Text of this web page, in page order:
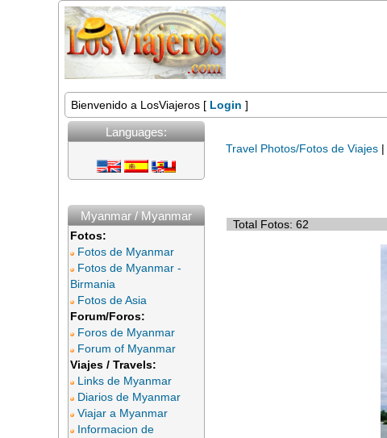
Bienvenido a LosViajeros [ Login ]
Languages:
Myanmar / Myanmar
Fotos:
Fotos de Myanmar
Fotos de Myanmar -
Birmania
Fotos de Asia
Forum/Foros:
Foros de Myanmar
Forum of Myanmar
Viajes / Travels:
Links de Myanmar
Diarios de Myanmar
Viajar a Myanmar
Informacion de
Travel Photos/Fotos de Viajes |
Total Fotos: 62